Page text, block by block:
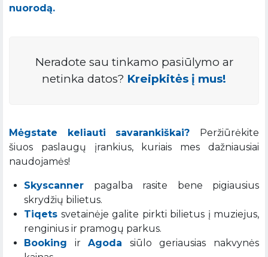
nuorodą.
Neradote sau tinkamo pasiūlymo ar
netinka datos? Kreipkitės į mus!
Mėgstate keliauti savarankiškai? Peržiūrėkite
šiuos paslaugų įrankius, kuriais mes dažniausiai
naudojamės!
Skyscanner pagalba rasite bene pigiausius
skrydžių bilietus.
Tiqets svetainėje galite pirkti bilietus į muziejus,
renginius ir pramogų parkus.
Booking irAgoda siūlo geriausias nakvynės